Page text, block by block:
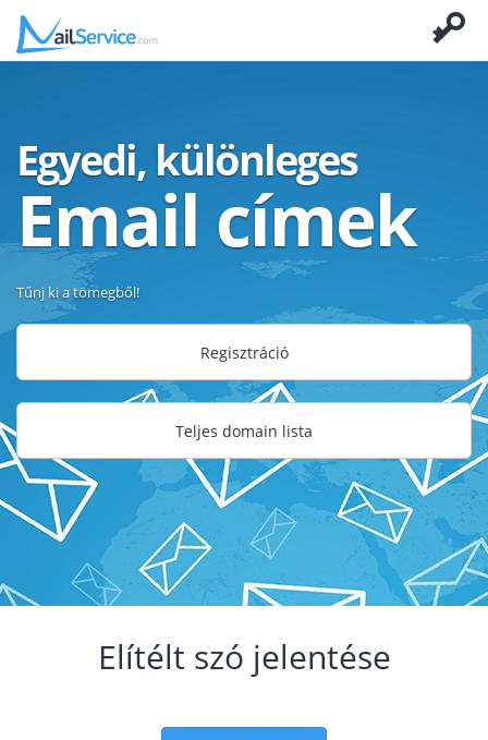
Egyedi, különleges
Email címek
Tűnj ki a tömegből!
Regisztráció
Teljes domain lista
Elítélt szó jelentése